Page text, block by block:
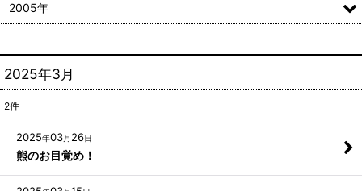
2025年3月
2件
2025年03月 26日
熊のお目覚め！
2005年